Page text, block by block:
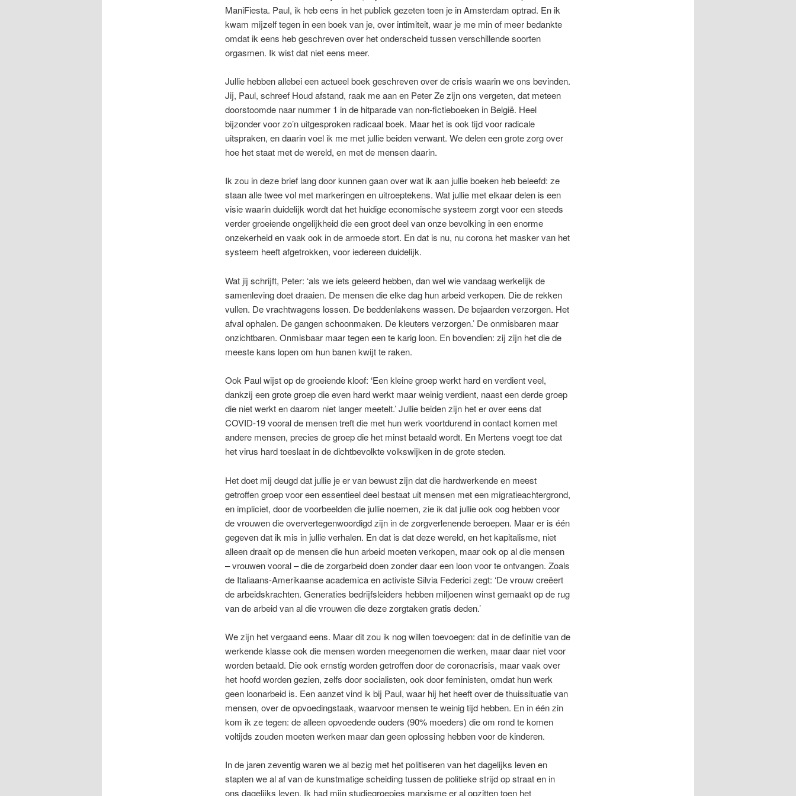
ManiFiesta. Paul, ik heb eens in het publiek gezeten toen je in Amsterdam optrad. En ik
kwam mijzelf tegen in een boek van je, over intimiteit, waar je me min of meer bedankte
omdat ik eens heb geschreven over het onderscheid tussen verschillende soorten
orgasmen. Ik wist dat niet eens meer.
Jullie hebben allebei een actueel boek geschreven over de crisis waarin we ons bevinden.
Jij, Paul, schreef Houd afstand, raak me aan en Peter Ze zijn ons vergeten, dat meteen
doorstoomde naar nummer 1 in de hitparade van non-fictieboeken in België. Heel
bijzonder voor zo’n uitgesproken radicaal boek. Maar het is ook tijd voor radicale
uitspraken, en daarin voel ik me met jullie beiden verwant. We delen een grote zorg over
hoe het staat met de wereld, en met de mensen daarin.
Ik zou in deze brief lang door kunnen gaan over wat ik aan jullie boeken heb beleefd: ze
staan alle twee vol met markeringen en uitroeptekens. Wat jullie met elkaar delen is een
visie waarin duidelijk wordt dat het huidige economische systeem zorgt voor een steeds
verder groeiende ongelijkheid die een groot deel van onze bevolking in een enorme
onzekerheid en vaak ook in de armoede stort. En dat is nu, nu corona het masker van het
systeem heeft afgetrokken, voor iedereen duidelijk.
Wat jij schrijft, Peter: ‘als we iets geleerd hebben, dan wel wie vandaag werkelijk de
samenleving doet draaien. De mensen die elke dag hun arbeid verkopen. Die de rekken
vullen. De vrachtwagens lossen. De beddenlakens wassen. De bejaarden verzorgen. Het
afval ophalen. De gangen schoonmaken. De kleuters verzorgen.’ De onmisbaren maar
onzichtbaren. Onmisbaar maar tegen een te karig loon. En bovendien: zij zijn het die de
meeste kans lopen om hun banen kwijt te raken.
Ook Paul wijst op de groeiende kloof: ‘Een kleine groep werkt hard en verdient veel,
dankzij een grote groep die even hard werkt maar weinig verdient, naast een derde groep
die niet werkt en daarom niet langer meetelt.’ Jullie beiden zijn het er over eens dat
COVID-19 vooral de mensen treft die met hun werk voortdurend in contact komen met
andere mensen, precies de groep die het minst betaald wordt. En Mertens voegt toe dat
het virus hard toeslaat in de dichtbevolkte volkswijken in de grote steden.
Het doet mij deugd dat jullie je er van bewust zijn dat die hardwerkende en meest
getroffen groep voor een essentieel deel bestaat uit mensen met een migratieachtergrond,
en impliciet, door de voorbeelden die jullie noemen, zie ik dat jullie ook oog hebben voor
de vrouwen die oververtegenwoordigd zijn in de zorgverlenende beroepen. Maar er is één
gegeven dat ik mis in jullie verhalen. En dat is dat deze wereld, en het kapitalisme, niet
alleen draait op de mensen die hun arbeid moeten verkopen, maar ook op al die mensen
– vrouwen vooral – die de zorgarbeid doen zonder daar een loon voor te ontvangen. Zoals
de Italiaans-Amerikaanse academica en activiste Silvia Federici zegt: ‘De vrouw creëert
de arbeidskrachten. Generaties bedrijfsleiders hebben miljoenen winst gemaakt op de rug
van de arbeid van al die vrouwen die deze zorgtaken gratis deden.’
We zijn het vergaand eens. Maar dit zou ik nog willen toevoegen: dat in de definitie van de
werkende klasse ook die mensen worden meegenomen die werken, maar daar niet voor
worden betaald. Die ook ernstig worden getroffen door de coronacrisis, maar vaak over
het hoofd worden gezien, zelfs door socialisten, ook door feministen, omdat hun werk
geen loonarbeid is. Een aanzet vind ik bij Paul, waar hij het heeft over de thuissituatie van
mensen, over de opvoedingstaak, waarvoor mensen te weinig tijd hebben. En in één zin
kom ik ze tegen: de alleen opvoedende ouders (90% moeders) die om rond te komen
voltijds zouden moeten werken maar dan geen oplossing hebben voor de kinderen.
In de jaren zeventig waren we al bezig met het politiseren van het dagelijks leven en
stapten we al af van de kunstmatige scheiding tussen de politieke strijd op straat en in
ons dagelijks leven. Ik had mijn studiegroepjes marxisme er al opzitten toen het